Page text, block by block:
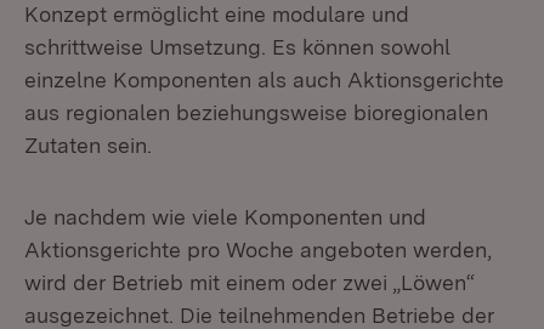
Konzept ermöglicht eine modulare und
schrittweise Umsetzung. Es können sowohl
einzelne Komponenten als auch Aktionsgerichte
aus regionalen beziehungsweise bioregionalen
Zutaten sein.
Je nachdem wie viele Komponenten und
Aktionsgerichte pro Woche angeboten werden,
wird der Betrieb mit einem oder zwei „Löwen“
ausgezeichnet. Die teilnehmenden Betriebe der